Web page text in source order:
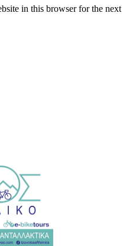
in this browser for the next